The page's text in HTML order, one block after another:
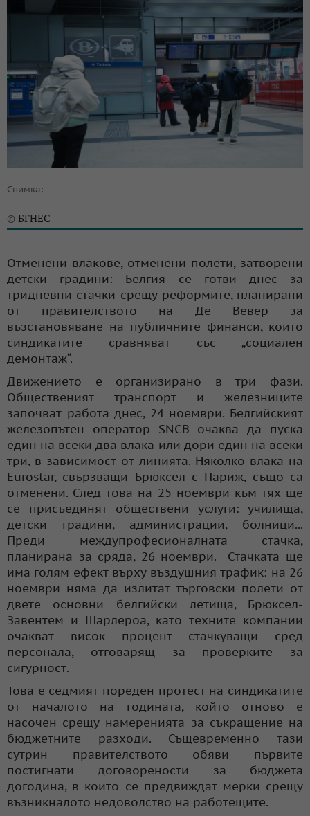
Снимка:
© БГНЕС
Отменени влакове, отменени полети, затворени
детски градини: Белгия се готви днес за
тридневни стачки срещу реформите, планирани
от правителството на Де Вевер за
възстановяване на публичните финанси, които
синдикатите сравняват със „социален
демонтаж“.
Движението е организирано в три фази.
Общественият транспорт и железниците
започват работа днес, 24 ноември. Белгийският
железопътен оператор SNCB очаква да пуска
един на всеки два влака или дори един на всеки
три, в зависимост от линията. Няколко влака на
Eurostar, свързващи Брюксел с Париж, също са
отменени. След това на 25 ноември към тях ще
се присъединят обществени услуги: училища,
детски градини, администрации, болници...
Преди междупрофесионалната стачка,
планирана за сряда, 26 ноември. Стачката ще
има голям ефект върху въздушния трафик: на 26
ноември няма да излитат търговски полети от
двете основни белгийски летища, Брюксел-
Завентем и Шарлероа, като техните компании
очакват висок процент стачкуващи сред
персонала, отговарящ за проверките за
сигурност.
Това е седмият пореден протест на синдикатите
от началото на годината, който отново е
насочен срещу намеренията за съкращение на
бюджетните разходи. Същевременно тази
сутрин правителството обяви първите
постигнати договорености за бюджета
догодина, в които се предвиждат мерки срещу
възникналото недоволство на работещите.